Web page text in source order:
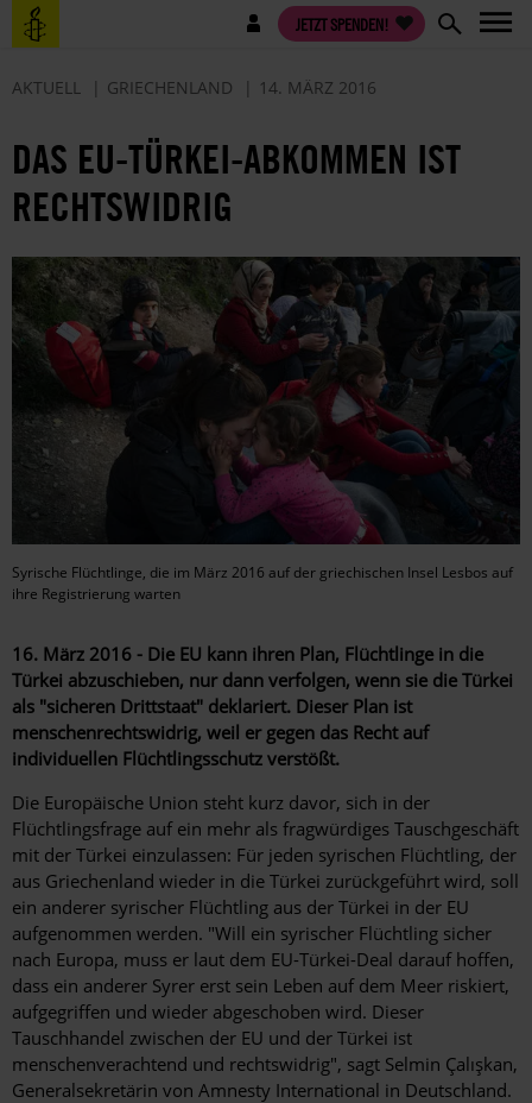
Direkt
zum
Benutzermenü JETZT SPENDEN!
AKTUELL GRIECHENLAND 14. MÄRZ 2016
DAS EU-TÜRKEI-ABKOMMEN IST
RECHTSWIDRIG
Syrische Flüchtlinge, die im März 2016 auf der griechischen Insel Lesbos auf
ihre Registrierung warten
16. März 2016 - Die EU kann ihren Plan, Flüchtlinge in die
Türkei abzuschieben, nur dann verfolgen, wenn sie die Türkei
als "sicheren Drittstaat" deklariert. Dieser Plan ist
menschenrechtswidrig, weil er gegen das Recht auf
individuellen Flüchtlingsschutz verstößt.
Die Europäische Union steht kurz davor, sich in der
Flüchtlingsfrage auf ein mehr als fragwürdiges Tauschgeschäft
mit der Türkei einzulassen: Für jeden syrischen Flüchtling, der
aus Griechenland wieder in die Türkei zurückgeführt wird, soll
ein anderer syrischer Flüchtling aus der Türkei in der EU
aufgenommen werden. "Will ein syrischer Flüchtling sicher
nach Europa, muss er laut dem EU-Türkei-Deal darauf hoffen,
dass ein anderer Syrer erst sein Leben auf dem Meer riskiert,
aufgegriffen und wieder abgeschoben wird. Dieser
Tauschhandel zwischen der EU und der Türkei ist
menschenverachtend und rechtswidrig", sagt Selmin Çalışkan,
Generalsekretärin von Amnesty International in Deutschland.